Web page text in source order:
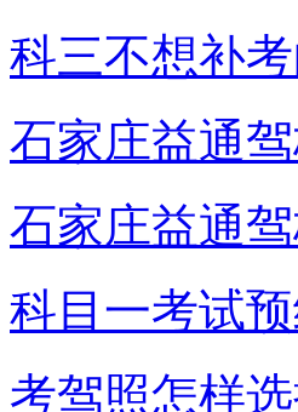
科三不想补
石家庄益通
石家庄益通
科目一考试
考驾照怎样